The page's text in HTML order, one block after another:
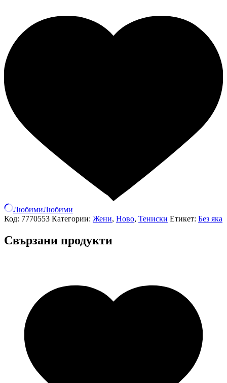
ЛюбимиЛюбими
Код: 7770553 Категории: Жени, Ново, Тениски Етикет: Без яка
Свързани продукти